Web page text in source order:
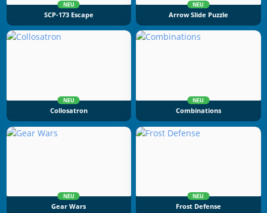
NEU
SCP-173 Escape
NEU
Arrow Slide Puzzle
NEU
Collosatron
NEU
Combinations
NEU
Gear Wars
NEU
Frost Defense